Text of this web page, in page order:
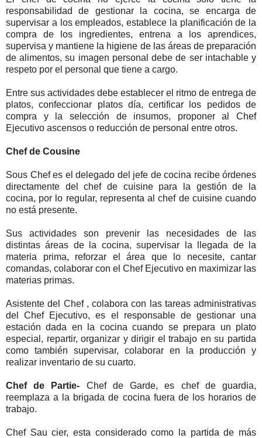
responsabilidad de gestionar la cocina, se encarga de
supervisar a los empleados, establece la planificación de la
compra de los ingredientes, entrena a los aprendices,
supervisa y mantiene la higiene de las áreas de preparación
de alimentos, su imagen personal debe de ser intachable y
respeto por el personal que tiene a cargo.
Entre sus actividades debe establecer el ritmo de entrega de
platos, confeccionar platos día, certificar los pedidos de
compra y la selección de insumos, proponer al Chef
Ejecutivo ascensos o reducción de personal entre otros.
Chef de Cousine
Sous Chef es el delegado del jefe de cocina recibe órdenes
directamente del chef de cuisine para la gestión de la
cocina, por lo regular, representa al chef de cuisine cuando
no está presente.
Sus actividades son prevenir las necesidades de las
distintas áreas de la cocina, supervisar la llegada de la
materia prima, reforzar el área que lo necesite, cantar
comandas, colaborar con el Chef Ejecutivo en maximizar las
materias primas.
Asistente del Chef , colabora con las tareas administrativas
del Chef Ejecutivo, es el responsable de gestionar una
estación dada en la cocina cuando se prepara un plato
especial, repartir, organizar y dirigir el trabajo en su partida
como también supervisar, colaborar en la producción y
realizar inventario de su cuarto.
Chef de Partie- Chef de Garde, es chef de guardia,
reemplaza a la brigada de cocina fuera de los horarios de
trabajo.
Chef Sau cier, esta considerado como la partida de más